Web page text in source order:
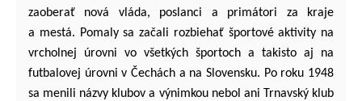
zaoberať nová vláda, poslanci a primátori za kraje
a mestá. Pomaly sa začali rozbiehať športové aktivity na
vrcholnej úrovni vo všetkých športoch a takisto aj na
futbalovej úrovni v Čechách a na Slovensku. Po roku 1948
sa menili názvy klubov a výnimkou nebol ani Trnavský klub